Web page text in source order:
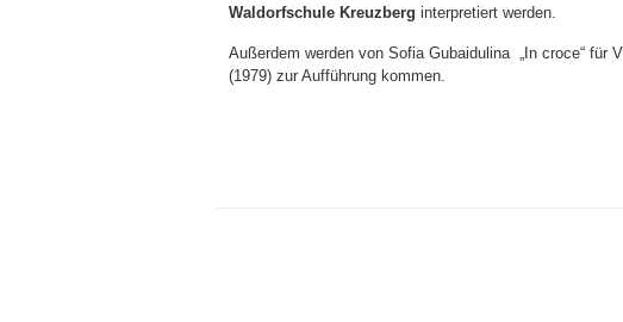
Waldorfschule Kreuzberg interpretiert werden.
Außerdem werden von Sofia Gubaidulina „In croce“ für
(1979) zur Aufführung kommen.